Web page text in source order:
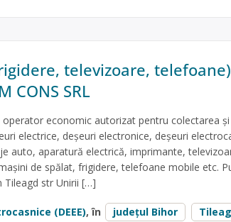
televizoare,
CONS SRL
operator economic autorizat pentru colectarea
electrice, deșeuri electronice, deșeuri
auto, aparatură electrică, imprimante,
de spălat, frigidere, telefoane mobile etc.
Tileagd str Unirii […]
(DEEE), în județul Bihor